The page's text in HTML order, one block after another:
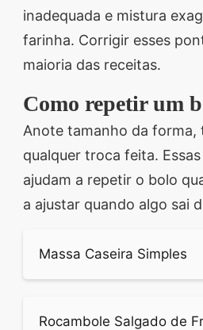
inadequada e mistura
farinha. Corrigir esses
maioria das receitas.
Como repetir um
Anote tamanho da forma,
qualquer troca feita.
ajudam a repetir o bolo
a ajustar quando algo sai
Massa Caseira Simples
Rocambole Salgado de